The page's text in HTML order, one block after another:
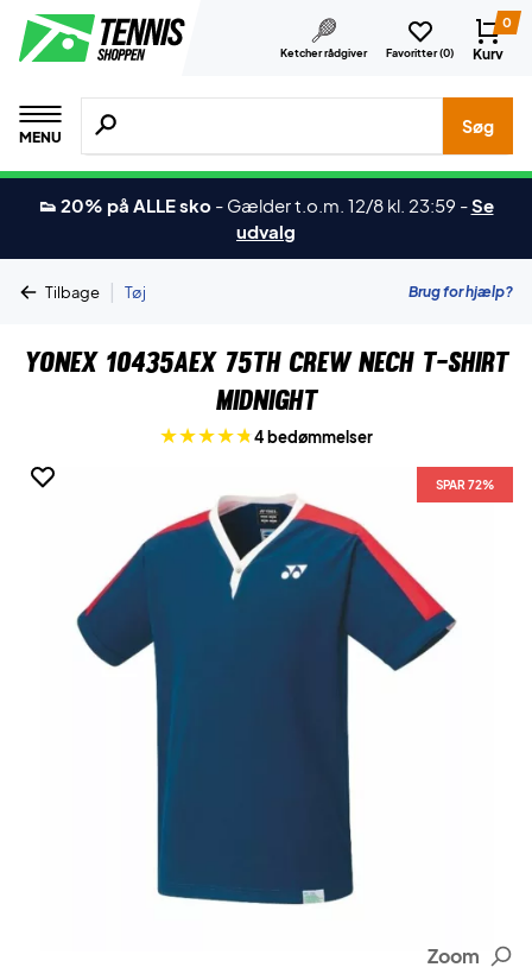
Ketcher rådgiver Favoritter (0)
0
Kurv
MENU
Søg efter produkter, mærker etc.
Søg
👟 20% på ALLE sko - Gælder t.o.m. 12/8 kl. 23:59 -Se
udvalg
Tilbage | Tøj Brug for hjælp?
Yonex 10435AEX 75th Crew Nech T-Shirt
Midnight
4 bedømmelser
SPAR 72%
Zoom